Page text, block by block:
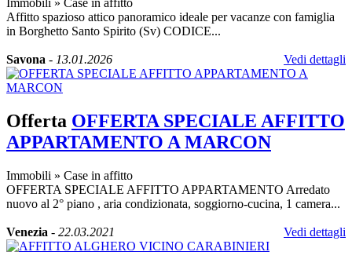
Immobili » Case in affitto
Affitto spazioso attico panoramico ideale per vacanze con famiglia
in Borghetto Santo Spirito (Sv) CODICE...
Savona - 13.01.2026 Vedi dettagli
Offerta OFFERTA SPECIALE AFFITTO
APPARTAMENTO A MARCON
Immobili » Case in affitto
OFFERTA SPECIALE AFFITTO APPARTAMENTO Arredato
nuovo al 2° piano , aria condizionata, soggiorno-cucina, 1 camera...
Venezia - 22.03.2021 Vedi dettagli